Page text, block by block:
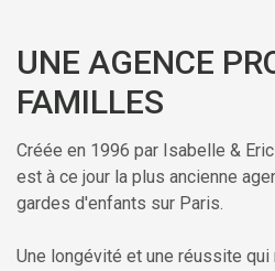
UNE AGENCE
FAMILLES
Créée en 1996 par Isabelle &
est à ce jour la plus ancienne
gardes d'enfants sur Paris.
Une longévité et une réussite